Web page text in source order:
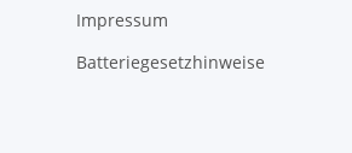
Impressum
Batteriegesetzhinweise